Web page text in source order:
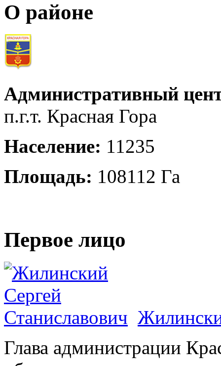
О районе
Административный
п.г.т. Красная Гора
Население: 11235
Площадь: 108112 Га
Первое лицо
Глава администрации